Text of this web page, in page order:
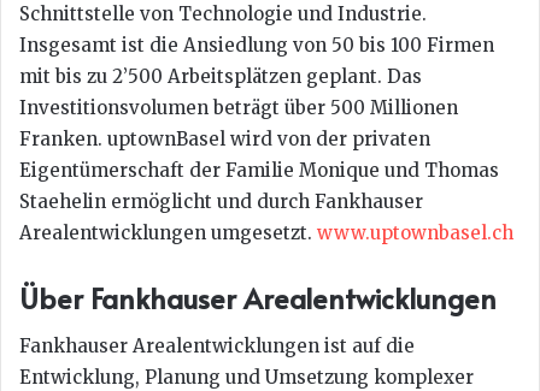
Schnittstelle von Technologie und Industrie.
Insgesamt ist die Ansiedlung von 50 bis 100 Firmen
mit bis zu 2’500 Arbeitsplätzen geplant. Das
Investitionsvolumen beträgt über 500 Millionen
Franken. uptownBasel wird von der privaten
Eigentümerschaft der Familie Monique und Thomas
Staehelin ermöglicht und durch Fankhauser
Arealentwicklungen umgesetzt. www.uptownbasel.ch
Über Fankhauser Arealentwicklungen
Fankhauser Arealentwicklungen ist auf die
Entwicklung, Planung und Umsetzung komplexer